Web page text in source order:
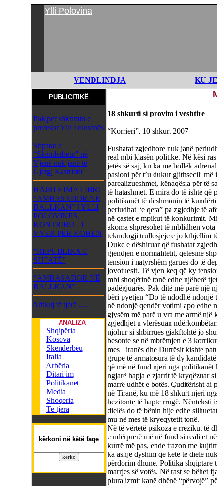
Ylli Polovina
VENDLINDJA KU
PUBLICITIKË
Pak për shkrimin e
profesor Ylli Polovinës
Shpatat e
“Skënderbeut” në
Vjenë nuk janë të
Gjergj Kastriotit
HAJRI HIMA LIBRI
“AMBASADOR NË
BALLKAN” I YLLI
POLOVINES,
KONTRIBUT I
VYER PËR KOHËN
”REPUBLIKA E
SHTATË”
“AMBASADOR NË
BALLKAN”
Artikuj të tjerë .....
ANALIZA
Shqipëria
Kosova
Skenderbeu
Italia
Arbëria
Ditari im
Politikanet
Media
Shoqeria
Te tjera
kërkoni në këtë faqe
18 shkurti si provim i veshtire
“Korrieri”, 10 shkurt 2007
Fushatat zgjedhore nuk janë
real mbi klasën politike. Në kësi
jetës së saj, ku ka me bollëk
pasioni për t’u dukur gjithsecili më
parealizueshmet, kënaqësia për të
të hatashmet. E mira do të ishte që
politikanët të dëshmonin të
periudhat “e qeta” pa zgjedhje të
në çastet e mpikut të konkurimit.
akoma shpresohet të mblidhen
teknologji trullosjeje e jo kthjellim
Duke e dëshiruar që fushatat
gjendjen e normalitetit, qetësinë
tension i natyrshëm garues do të
jovotuesit. Të vjen keq që ky
mbi shoqërinë tonë edhe njëherë
padëgjuarës. Pak ditë më parë një
bëri pyetjen “Do të ndodhë
në ndonjë qendër votimi apo edhe
gjysëm më parë u vra me armë një
zgjedhjet u vlerësuan
njohur si shbirrues gjakftohtë jo
besonte se në mbrëmjen e 3
mes Tiranës dhe Durrësit kishte
grupe të armatosura të dy
që më në fund njeri nga politikanët
ngjarë hapja e zjarrit të kryqëzuar
marrë udhët e botës. Çuditërisht ai
në Tiranë, ku më 18 shkurt njeri
hezitonte të hapte rrugë. Nënteksti
dielës do të bënin hije edhe
mu në mes të kryeqytetit tonë.
Në të vërtetë psikoza e rrezikut të
e ndërprerë më në fund si realitet
kurrë më pas, ende trazon me
ka asnjë dyshim që këtë të dielë
përdorim dhune. Politika shqiptare
marrjes së votës. Në rast se bëhet
pluralizmit kanë dhënë “përvojë”